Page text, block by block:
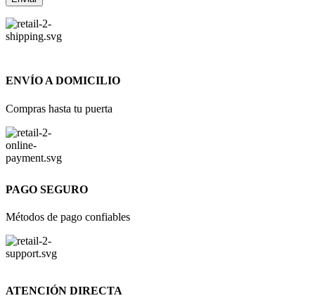
ENVÍO A DOMICILIO
Compras hasta tu puerta
PAGO SEGURO
Métodos de pago confiables
ATENCIÓN DIRECTA